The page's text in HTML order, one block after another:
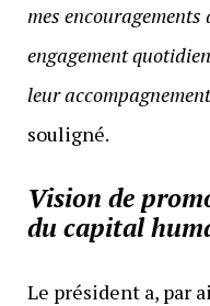
mes
engagement
leur
souligné.
Vision de
du capital
Le président a, par